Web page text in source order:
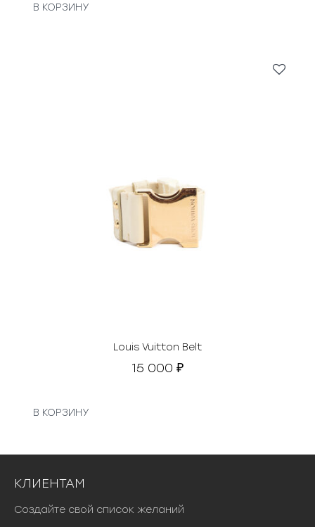
В КОРЗИНУ
Louis Vuitton Belt
15 000 ₽
В КОРЗИНУ
КЛИЕНТАМ
Создайте свой список желаний